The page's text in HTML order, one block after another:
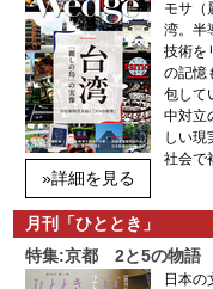
»詳細を見る
モサ（
湾。半
技術を
の記憶
包して
中対立
しい現
社会で
月刊「ひととき」
特集:京都 2と5の物語
日本の